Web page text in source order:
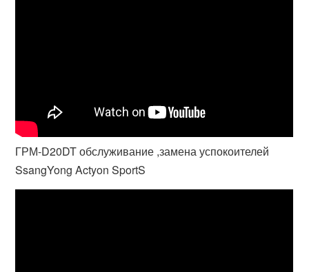
ГРМ-D20DT обслуживание ,замена успокоителей
SsangYong Actyon SportS